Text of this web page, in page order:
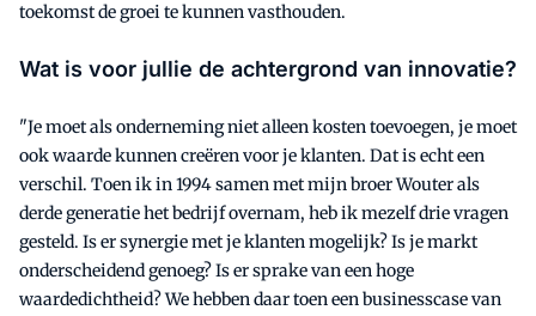
toekomst de groei te kunnen vasthouden.
Wat is voor jullie de achtergrond van innovatie?
"Je moet als onderneming niet alleen kosten toevoegen, je moet
ook waarde kunnen creëren voor je klanten. Dat is echt een
verschil. Toen ik in 1994 samen met mijn broer Wouter als
derde generatie het bedrijf overnam, heb ik mezelf drie vragen
gesteld. Is er synergie met je klanten mogelijk? Is je markt
onderscheidend genoeg? Is er sprake van een hoge
waardedichtheid? We hebben daar toen een businesscase van